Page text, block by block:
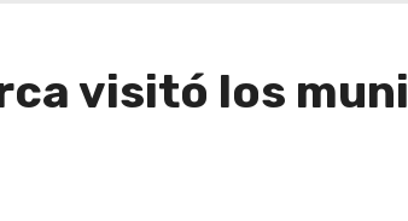
visitó los